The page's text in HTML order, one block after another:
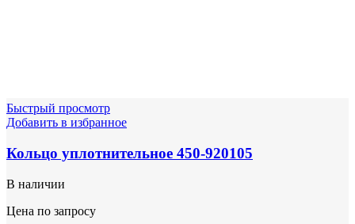
Быстрый просмотр
Добавить в избранное
Кольцо уплотнительное 450-920105
В наличии
Цена по запросу